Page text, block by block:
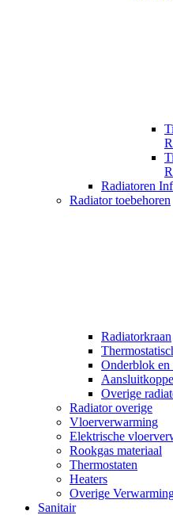
Radiatoren
Radiator toebehoren
Radiatorkraan
Onderblok en
Overige
Radiator overige
Vloerverwarming
Elektrische
Rookgas materiaal
Thermostaten
Heaters
Overige
Sanitair